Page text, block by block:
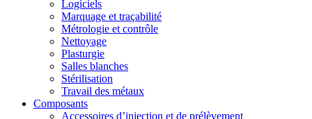
Logiciels
Marquage et traçabilité
Métrologie et contrôle
Nettoyage
Plasturgie
Salles blanches
Stérilisation
Travail des métaux
Composants
Accessoires d’injection et de prélèvement